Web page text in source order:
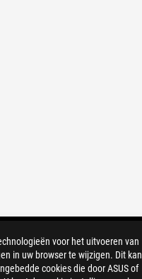
voor het uitvoeren van
in uw browser te wijzigen. Dit kan
cookies die door ASUS of